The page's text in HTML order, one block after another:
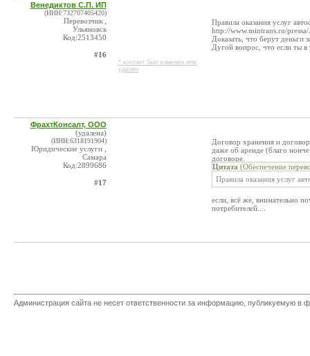
Венедиктов С.П. ИП
(ИНН:732707405420)
Перевозчик ,
Ульяновск
Код:2513450
#16
* контакт был изменен или
удален
Правила оказания услуг
http://www.mintrans.ru/
Доказать, что берут деньги
Дугой вопрос, что если ты
ФрахтКонсалт, ООО
(удалена)
(ИНН:6318191904)
Юридические услуги ,
Самара
Код:2899686
#17
Договор хранения и
даже об аренде (благо
договоре.
Цитата (Обеспечение
Правила оказания услуг
если, всё же, внимательно
потребителей....
Администрация сайта не несет ответственности за информацию, публикуемую